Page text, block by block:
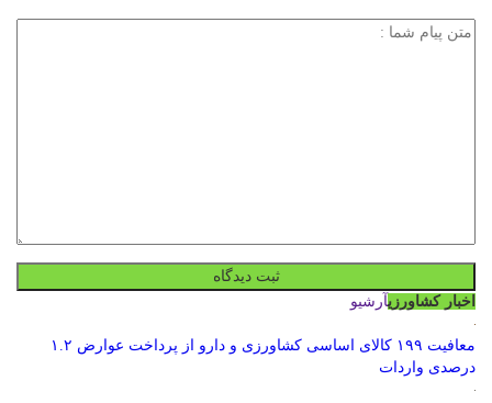
اخبار کشاورزیآرشیو
معافیت ۱۹۹ کالای اساسی کشاورزی و دارو از پرداخت عوارض ۱.۲
درصدی واردات